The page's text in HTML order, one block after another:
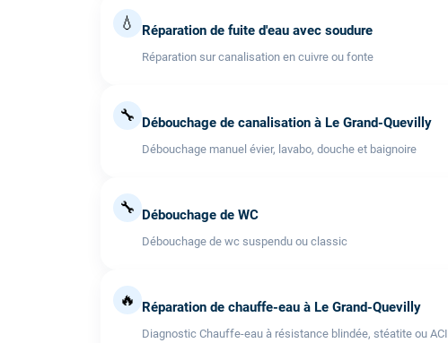
💧 Réparation de fuite d'eau avec soudure
Réparation sur canalisation en cuivre ou fonte
🔧 Débouchage de canalisation à Le Grand-Quevilly
Débouchage manuel évier, lavabo, douche et baignoire
🔧 Débouchage de WC
Débouchage de wc suspendu ou classic
🔥 Réparation de chauffe-eau à Le Grand-Quevilly
Diagnostic Chauffe-eau à résistance blindée, stéatite ou ACI